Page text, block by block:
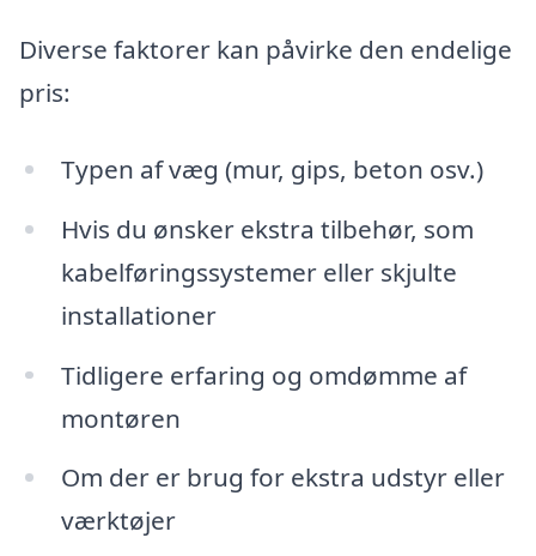
Diverse faktorer kan påvirke den endelige
pris:
Typen af væg (mur, gips, beton osv.)
Hvis du ønsker ekstra tilbehør, som
kabelføringssystemer eller skjulte
installationer
Tidligere erfaring og omdømme af
montøren
Om der er brug for ekstra udstyr eller
værktøjer